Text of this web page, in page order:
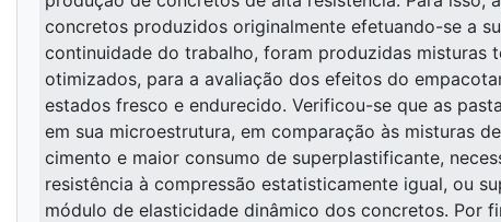
concretos produzidos originalmente efetuando-se a
continuidade do trabalho, foram produzidas misturas
otimizados, para a avaliação dos efeitos do
estados fresco e endurecido. Verificou-se que as
em sua microestrutura, em comparação às misturas
cimento e maior consumo de superplastificante,
resistência à compressão estatisticamente igual, ou
módulo de elasticidade dinâmico dos concretos. Por